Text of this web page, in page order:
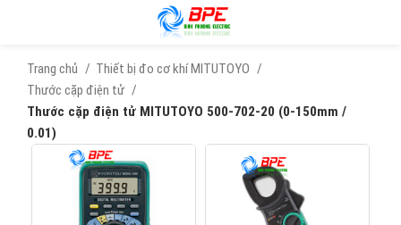
Trang chủ
Thiết bị đo cơ khí MITUTOYO
Thước cặp điện tử
Thước cặp điện tử MITUTOYO 500-702-20 (0-150mm /
0.01)